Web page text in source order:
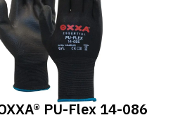
PU-Flex 14-086